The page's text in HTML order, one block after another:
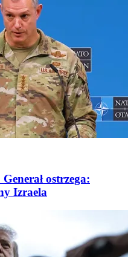
ostrzega:
Izraela